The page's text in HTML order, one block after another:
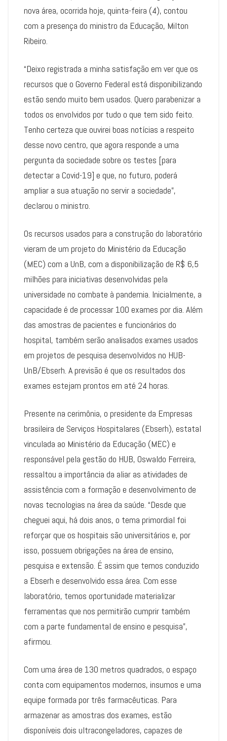
nova área, ocorrida hoje, quinta-feira (4), contou
com a presença do ministro da Educação, Milton
Ribeiro.
“Deixo registrada a minha satisfação em ver que os
recursos que o Governo Federal está disponibilizando
estão sendo muito bem usados. Quero parabenizar a
todos os envolvidos por tudo o que tem sido feito.
Tenho certeza que ouvirei boas notícias a respeito
desse novo centro, que agora responde a uma
pergunta da sociedade sobre os testes [para
detectar a Covid-19] e que, no futuro, poderá
ampliar a sua atuação no servir a sociedade”,
declarou o ministro.
Os recursos usados para a construção do laboratório
vieram de um projeto do Ministério da Educação
(MEC) com a UnB, com a disponibilização de R$ 6,5
milhões para iniciativas desenvolvidas pela
universidade no combate à pandemia. Inicialmente, a
capacidade é de processar 100 exames por dia. Além
das amostras de pacientes e funcionários do
hospital, também serão analisados exames usados
em projetos de pesquisa desenvolvidos no HUB-
UnB/Ebserh. A previsão é que os resultados dos
exames estejam prontos em até 24 horas.
Presente na cerimônia, o presidente da Empresas
brasileira de Serviços Hospitalares (Ebserh), estatal
vinculada ao Ministério da Educação (MEC) e
responsável pela gestão do HUB, Oswaldo Ferreira,
ressaltou a importância da aliar as atividades de
assistência com a formação e desenvolvimento de
novas tecnologias na área da saúde. “Desde que
cheguei aqui, há dois anos, o tema primordial foi
reforçar que os hospitais são universitários e, por
isso, possuem obrigações na área de ensino,
pesquisa e extensão. É assim que temos conduzido
a Ebserh e desenvolvido essa área. Com esse
laboratório, temos oportunidade materializar
ferramentas que nos permitirão cumprir também
com a parte fundamental de ensino e pesquisa”,
afirmou.
Com uma área de 130 metros quadrados, o espaço
conta com equipamentos modernos, insumos e uma
equipe formada por três farmacêuticas. Para
armazenar as amostras dos exames, estão
disponíveis dois ultracongeladores, capazes de